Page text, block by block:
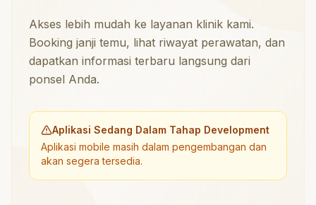
Akses lebih mudah ke layanan klinik kami.
Booking janji temu, lihat riwayat perawatan, dan
dapatkan informasi terbaru langsung dari
ponsel Anda.
Aplikasi Sedang Dalam Tahap Development
Aplikasi mobile masih dalam pengembangan dan
akan segera tersedia.